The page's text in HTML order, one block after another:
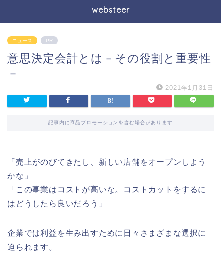
websteer
ニュース PR
意思決定会計とは－その役割と重要性
－
2021年1月31日
記事内に商品プロモーションを含む場合があります
「売上がのびてきたし、新しい店舗をオープンしよう
かな」
「この事業はコストが高いな。コストカットをするに
はどうしたら良いだろう」
企業では利益を生み出すために日々さまざまな選択に
迫られます。